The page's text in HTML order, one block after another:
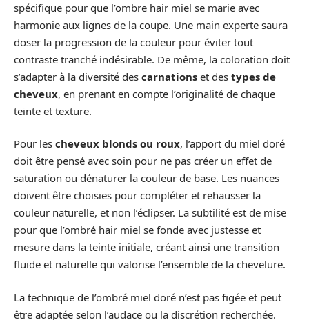
spécifique pour que l’ombre hair miel se marie avec
harmonie aux lignes de la coupe. Une main experte saura
doser la progression de la couleur pour éviter tout
contraste tranché indésirable. De même, la coloration doit
s’adapter à la diversité des carnations et des types de
cheveux, en prenant en compte l’originalité de chaque
teinte et texture.
Pour les cheveux blonds ou roux, l’apport du miel doré
doit être pensé avec soin pour ne pas créer un effet de
saturation ou dénaturer la couleur de base. Les nuances
doivent être choisies pour compléter et rehausser la
couleur naturelle, et non l’éclipser. La subtilité est de mise
pour que l’ombré hair miel se fonde avec justesse et
mesure dans la teinte initiale, créant ainsi une transition
fluide et naturelle qui valorise l’ensemble de la chevelure.
La technique de l’ombré miel doré n’est pas figée et peut
être adaptée selon l’audace ou la discrétion recherchée.